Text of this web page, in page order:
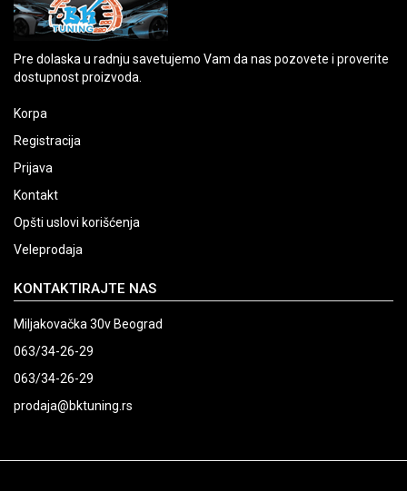
Pre dolaska u radnju savetujemo Vam da nas pozovete i proverite
dostupnost proizvoda.
Korpa
Registracija
Prijava
Kontakt
Opšti uslovi korišćenja
Veleprodaja
KONTAKTIRAJTE NAS
Miljakovačka 30v Beograd
063/34-26-29
063/34-26-29
prodaja@bktuning.rs